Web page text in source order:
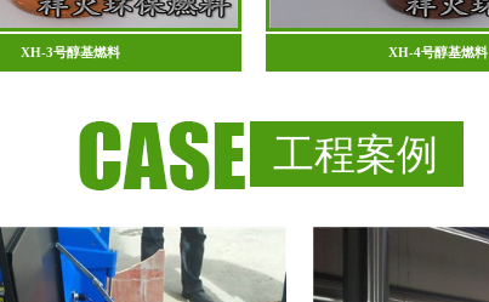
XH-3号醇基燃料 XH-4号醇基燃料
工程案例